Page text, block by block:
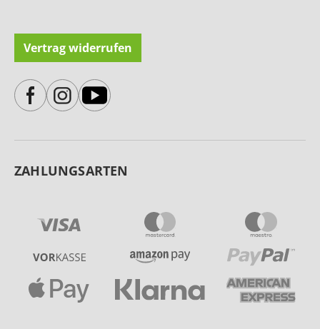
Vertrag widerrufen
ZAHLUNGSARTEN